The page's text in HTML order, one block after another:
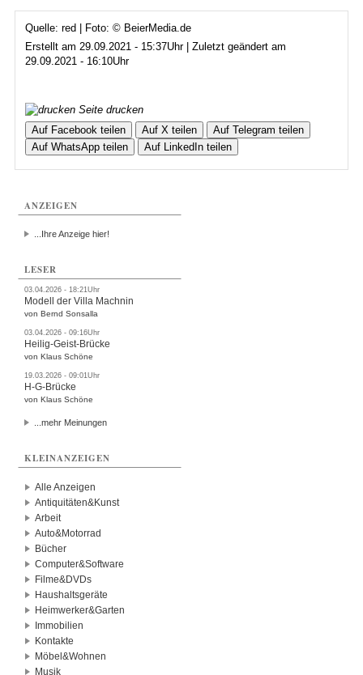
Quelle: red | Foto: © BeierMedia.de
Erstellt am 29.09.2021 - 15:37Uhr | Zuletzt geändert am
29.09.2021 - 16:10Uhr
Seite drucken
Auf Facebook teilen
Auf X teilen
Auf Telegram teilen
Auf WhatsApp teilen
Auf LinkedIn teilen
ANZEIGEN
...Ihre Anzeige hier!
LESER
03.04.2026 - 18:21Uhr
Modell der Villa Machnin
von Bernd Sonsalla
03.04.2026 - 09:16Uhr
Heilig-Geist-Brücke
von Klaus Schöne
19.03.2026 - 09:01Uhr
H-G-Brücke
von Klaus Schöne
...mehr Meinungen
KLEINANZEIGEN
Alle Anzeigen
Antiquitäten&Kunst
Arbeit
Auto&Motorrad
Bücher
Computer&Software
Filme&DVDs
Haushaltsgeräte
Heimwerker&Garten
Immobilien
Kontakte
Möbel&Wohnen
Musik